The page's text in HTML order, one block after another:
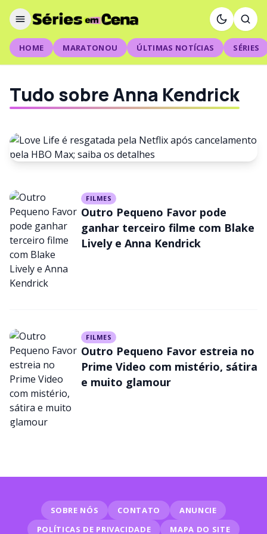
HOME MARATONOU ÚLTIMAS NOTÍCIAS SÉRIES
Tudo sobre Anna Kendrick
Love Life é resgatada pela
Netflix após cancelamento
pela HBO Max; saiba os
detalhes
FILMES
Outro Pequeno Favor pode
ganhar terceiro filme com Blake
Lively e Anna Kendrick
FILMES
Outro Pequeno Favor estreia no
Prime Video com mistério, sátira
e muito glamour
SOBRE NÓS CONTATO
ANUNCIE
POLÍTICAS DE PRIVACIDADE
MAPA DO SITE